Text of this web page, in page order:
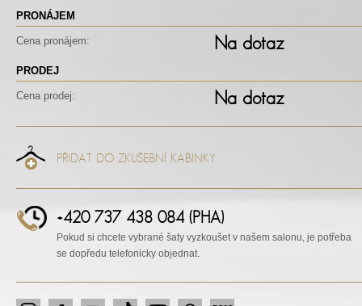
PRONÁJEM
Cena pronájem: Na dotaz
PRODEJ
Cena prodej: Na dotaz
PŘIDAT DO ZKUŠEBNÍ KABINKY
+420 737 438 084 (PHA)
Pokud si chcete vybrané šaty vyzkoušet v našem salonu, je potřeba
se dopředu telefonicky objednat.